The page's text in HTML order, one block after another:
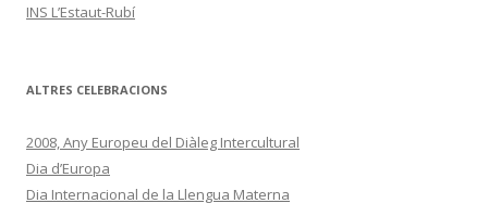
INS L’Estaut-Rubí
ALTRES CELEBRACIONS
2008, Any Europeu del Diàleg Intercultural
Dia d’Europa
Dia Internacional de la Llengua Materna